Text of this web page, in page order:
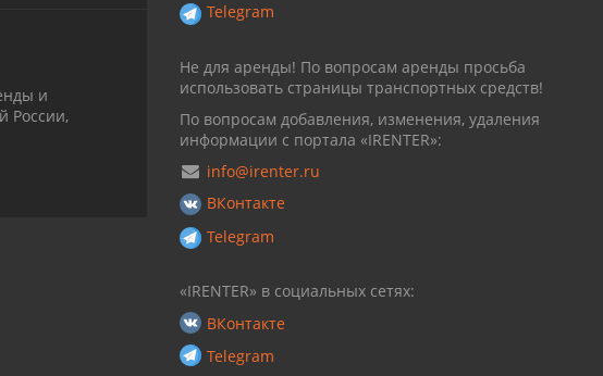
и
России,
Telegram
Не для аренды! По вопросам аренды просьба
использовать страницы транспортных средств!
По вопросам добавления, изменения, удаления
информации с портала «IRENTER»:
info@irenter.ru
ВКонтакте
Telegram
«IRENTER» в социальных сетях:
ВКонтакте
Telegram